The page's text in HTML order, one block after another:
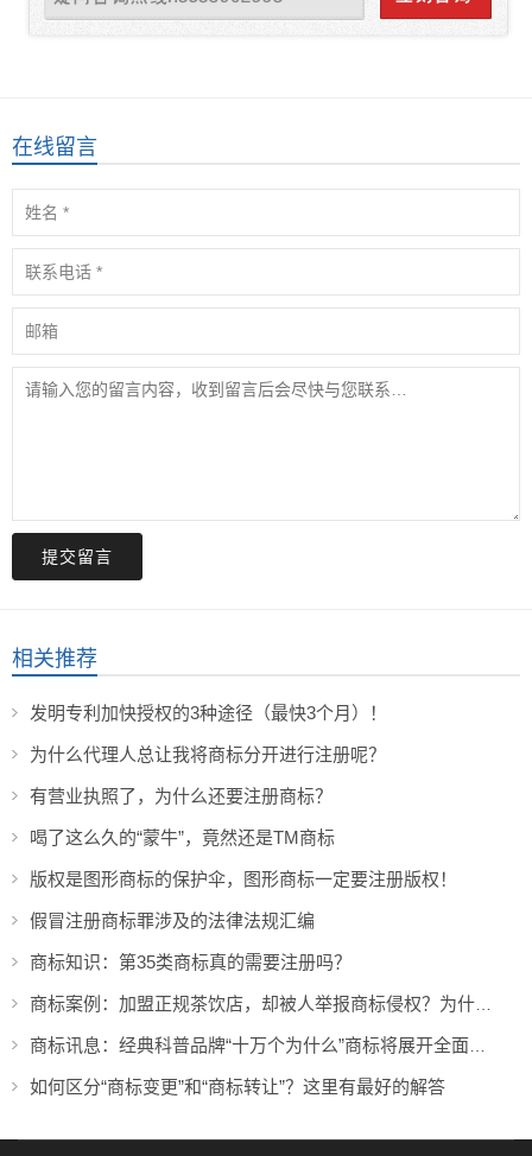
在线留言
提交留言
相关推荐
发明专利加快授权的3种途径（最快3个月）！
为什么代理人总让我将商标分开进行注册呢？
有营业执照了，为什么还要注册商标？
喝了这么久的“蒙牛”，竟然还是TM商标
版权是图形商标的保护伞，图形商标一定要注册版权！
假冒注册商标罪涉及的法律法规汇编
商标知识：第35类商标真的需要注册吗？
商标案例：加盟正规茶饮店，却被人举报商标侵权？为什么！！
商标讯息：经典科普品牌“十万个为什么”商标将展开全面维权
如何区分“商标变更”和“商标转让”？这里有最好的解答